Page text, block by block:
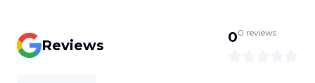
Reviews 00 reviews